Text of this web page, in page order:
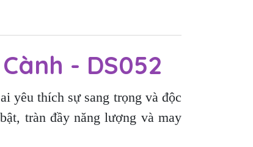
- DS052
yêu thích sự sang trọng và độc
tràn đầy năng lượng và may